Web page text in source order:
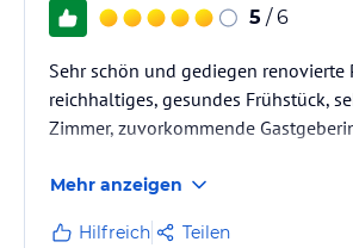
5 / 6
Sehr schön und gediegen renovierte
reichhaltiges, gesundes Frühstück,
Zimmer, zuvorkommende
Mehr anzeigen
Hilfreich Teilen